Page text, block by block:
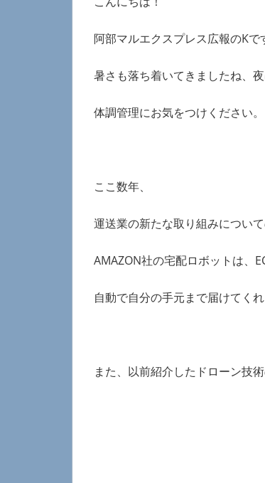
阿部マルエクスプレス広報のKで
暑さも落ち着いてきましたね、
体調管理にお気をつけください。
ここ数年、
運送業の新たな取り組みについ
AMAZON社の宅配ロボットは、
自動で自分の手元まで届けてくれ
また、以前紹介したドローン技